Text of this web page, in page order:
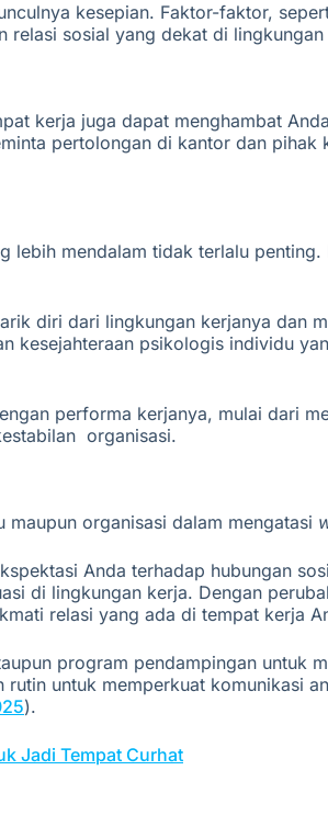
kesepian. Faktor-faktor,
relasi sosial yang dekat di
kerja juga dapat menghambat
pertolongan di kantor dan
lebih mendalam tidak terlalu
diri dari lingkungan kerjanya dan
kesejahteraan psikologis individu
performa kerjanya, mulai dari
organisasi.
organisasi dalam mengatasi
Anda terhadap hubungan
di lingkungan kerja. Dengan
relasi yang ada di tempat kerja
program pendampingan untuk
untuk memperkuat komunikasi
).
Jadi Tempat Curhat